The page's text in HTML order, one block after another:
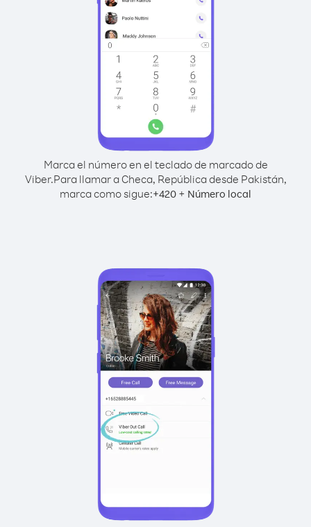
Marca el número en el teclado de marcado de
Viber.Para llamar a Checa, República desde Pakistán,
marca como sigue:+420 + Número local